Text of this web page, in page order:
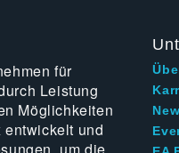
für
Leistung
Möglichkeiten
entwickelt und